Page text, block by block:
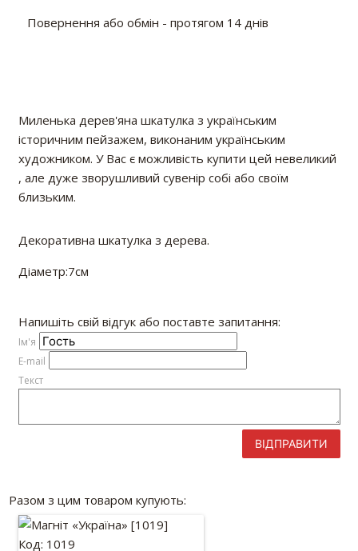
Повернення або обмін - протягом 14 днів
Миленька дерев'яна шкатулка з українським
історичним пейзажем, виконаним українським
художником. У Вас є можливість купити цей невеликий
, але дуже зворушливий сувенір собі або своїм
близьким.
Декоративна шкатулка з дерева.
Діаметр:7см
Напишіть свій відгук або поставте запитання:
Iм'я
E-mail
Текст
ВІДПРАВИТИ
Разом з цим товаром купують:
Код: 1019